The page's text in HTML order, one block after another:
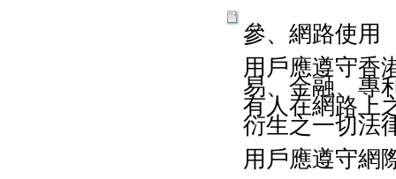
參、網路使用
用戶應遵守香
易、金融、專
有人在網路上
衍生之一切法
用戶應遵守網